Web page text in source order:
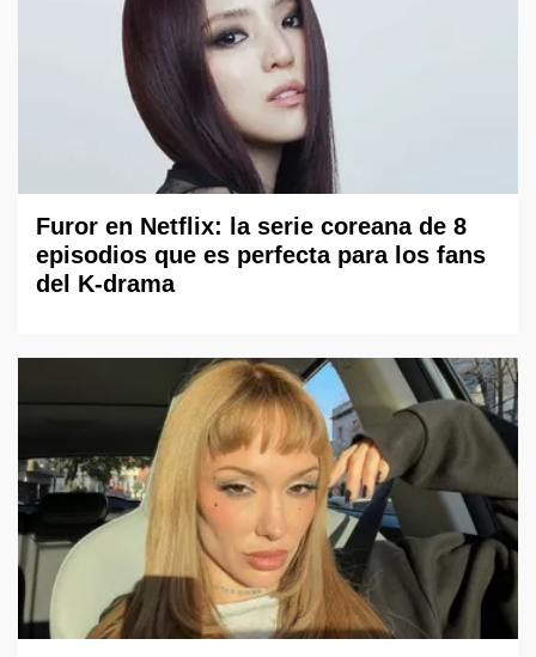
Furor en Netflix: la serie coreana de 8
episodios que es perfecta para los fans
del K-drama